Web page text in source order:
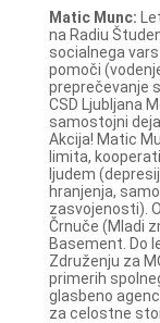
Matic Munc:
na Radiu
socialnega
pomoči
preprečevanje
CSD Ljubljana
samostojni
Akcija! Matic
limita,
ljudem
hranjenja,
zasvojenosti).
Črnuče (Mladi
Basement. Do
Združenju za
primerih
glasbeno
za celostne